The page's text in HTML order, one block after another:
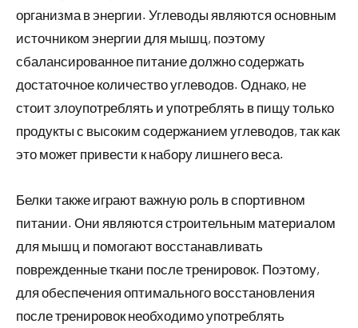
организма в энергии. Углеводы являются основным
источником энергии для мышц, поэтому
сбалансированное питание должно содержать
достаточное количество углеводов. Однако, не
стоит злоупотреблять и употреблять в пищу только
продукты с высоким содержанием углеводов, так как
это может привести к набору лишнего веса.
Белки также играют важную роль в спортивном
питании. Они являются строительным материалом
для мышц и помогают восстанавливать
поврежденные ткани после тренировок. Поэтому,
для обеспечения оптимального восстановления
после тренировок необходимо употреблять